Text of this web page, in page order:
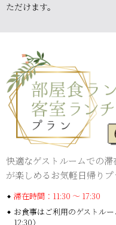
ただけます。
快適なゲストルームでの
が楽しめるお気軽日帰りプ
滞在時間：11:30 ～ 17:30
お食事はご利用のゲストル
12:30）